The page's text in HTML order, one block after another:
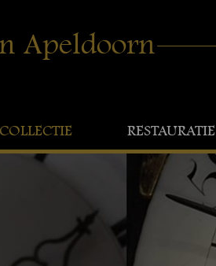
Apeldoorn
COLLECTIE RESTAURATIE